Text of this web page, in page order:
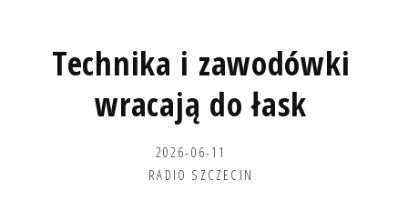
Technika i zawodówki
wracają do łask
2026-06-11
RADIO SZCZECIN